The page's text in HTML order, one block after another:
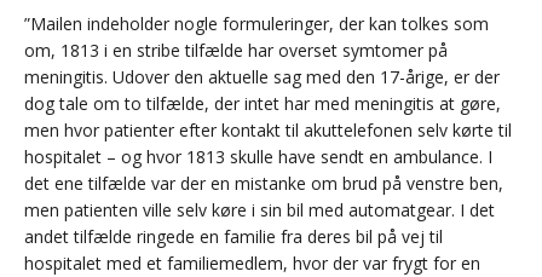
”Mailen indeholder nogle formuleringer, der kan tolkes som
om, 1813 i en stribe tilfælde har overset symtomer på
meningitis. Udover den aktuelle sag med den 17-årige, er der
dog tale om to tilfælde, der intet har med meningitis at gøre,
men hvor patienter efter kontakt til akuttelefonen selv kørte til
hospitalet – og hvor 1813 skulle have sendt en ambulance. I
det ene tilfælde var der en mistanke om brud på venstre ben,
men patienten ville selv køre i sin bil med automatgear. I det
andet tilfælde ringede en familie fra deres bil på vej til
hospitalet med et familiemedlem, hvor der var frygt for en